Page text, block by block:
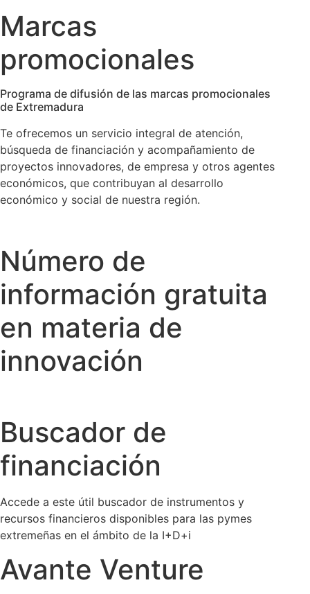
Marcas
promocionales
Programa de difusión de las marcas promocionales
de Extremadura
Te ofrecemos un servicio integral de atención,
búsqueda de financiación y acompañamiento de
proyectos innovadores, de empresa y otros agentes
económicos, que contribuyan al desarrollo
económico y social de nuestra región.
Número de
información gratuita
en materia de
innovación
Buscador de
financiación
Accede a este útil buscador de instrumentos y
recursos financieros disponibles para las pymes
extremeñas en el ámbito de la I+D+i
Avante Venture